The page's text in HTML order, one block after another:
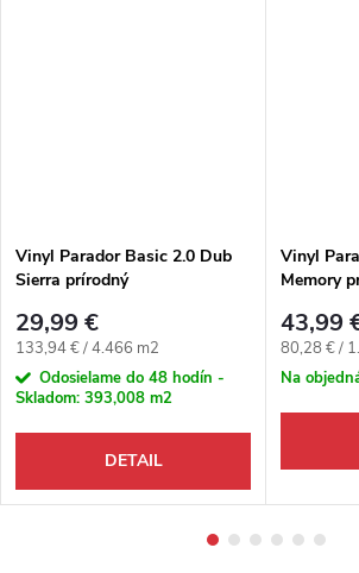
Vinyl Parador Basic 2.0 Dub
Sierra prírodný
29,99 €
Jednotková cena:
133,94 € / 4.466 m2
Odosielame do 48 hodín -
Skladom: 393,008 m2
DETAIL
Vinyl
Memory
43,99
80,28 € /
Na